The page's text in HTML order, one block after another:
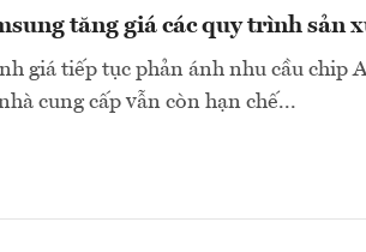
tăng giá các quy trình sản
giá tiếp tục phản ánh nhu cầu chip
cung cấp vẫn còn hạn chế...